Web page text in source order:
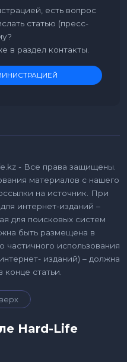
есть вопрос
статью (пресс-
в раздел контакты.
- Все права защищены.
материалов с нашего
на источник. При
интернет-изданий –
для поисковых систем
быть размещена в
частичного использования
изданий) – должна
статьи.
Hard-Life